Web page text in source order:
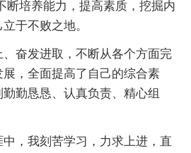
断培养能力，提高素质，挖掘内
于不败之地。
奋发进取，不断从各个方面完
，全面提高了自己的综合素
勤恳恳、认真负责、精心组
，我刻苦学习，力求上进，直